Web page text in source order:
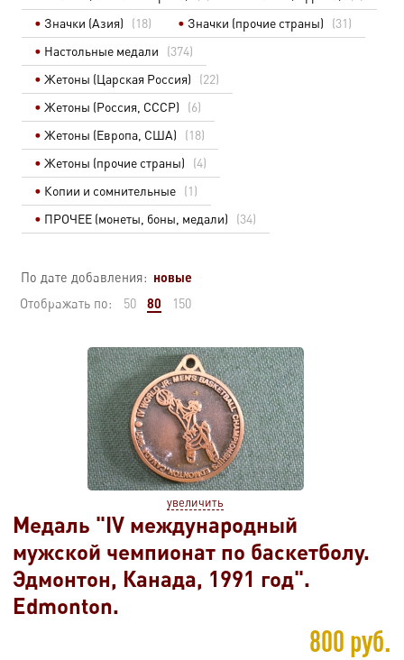
Значки (Азия)
(18) Значки (прочие страны)
(31)
Настольные медали
(374)
Жетоны (Царская Россия)
(22)
Жетоны (Россия, СССР)
(6)
Жетоны (Европа, США)
(18)
Жетоны (прочие страны)
(4)
Копии и сомнительные (1)
ПРОЧЕЕ (монеты, боны, медали)
(34)
По дате добавления: новые
Отображать по: 50 80 150
увеличить
Медаль "IV международный
мужской чемпионат по баскетболу.
Эдмонтон, Канада, 1991 год".
Edmonton.
800 руб.